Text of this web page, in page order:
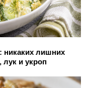
никаких лишних
и укроп